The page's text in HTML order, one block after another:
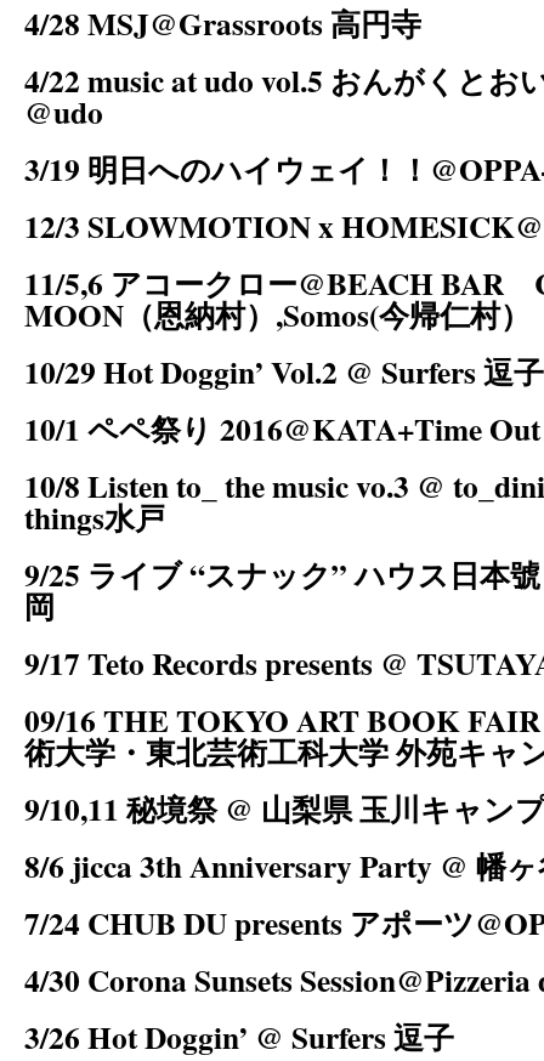
4/28 MSJ@Grassroots 高円寺
4/22 music at udo vol.5 おんがくとお
@udo
3/19 明日へのハイウェイ！！
12/3 SLOWMOTION x
11/5,6 アコークロー@BEACH BAR
MOON（恩納村）,Somos(今帰仁村）
10/29 Hot Doggin’ Vol.2 @ Surfers 逗子
10/1 ペペ祭り 2016@KATA+Time
10/8 Listen to_ the music vo.3 @
things水戸
9/25 ライブ “スナック” ハウス日本
岡
9/17 Teto Records presents @
09/16 THE TOKYO ART BOOK
術大学・東北芸術工科大学 外苑キャ
9/10,11 秘境祭 @ 山梨県 玉川キャン
8/6 jicca 3th Anniversary Party @ 幡
7/24 CHUB DU presents アポーツ
4/30 Corona Sunsets
3/26 Hot Doggin’ @ Surfers 逗子